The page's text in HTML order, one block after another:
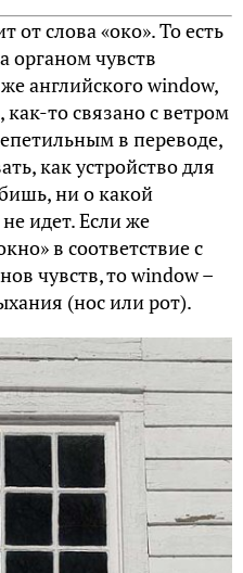
от слова «око». То есть
органом чувств
английского window,
то связано с ветром
в переводе,
как устройство для
ни о какой
идет. Если же
в соответствие с
чувств, то window –
(нос или рот).